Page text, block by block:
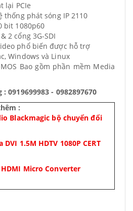
lại PCIe
thống phát sóng IP 2110
bit 1080p60
2 cổng 3G-SDI
phổ biến được hỗ trợ
Windows và Linux
Bao gồm phần mềm Media
0919699983 - 0982897670
:
Blackmagic bộ chuyển đổi
1.5M HDTV 1080P CERT
Micro Converter